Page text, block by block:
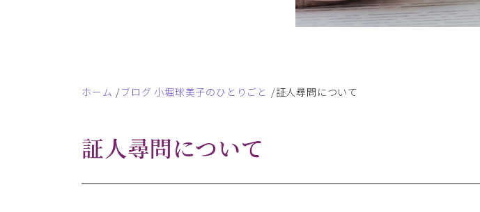
ホーム ブログ 小堀球美子のひとりごと 証人尋問について
証人尋問について